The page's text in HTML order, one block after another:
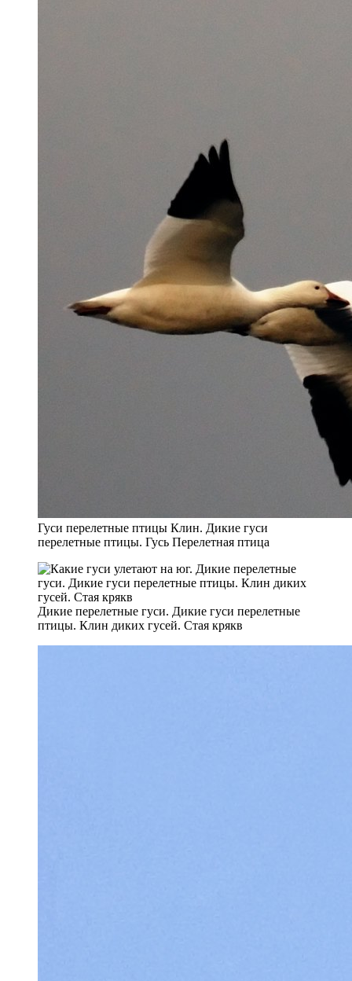
Гуси перелетные птицы Клин. Дикие гуси
перелетные птицы. Гусь Перелетная птица
Дикие перелетные гуси. Дикие гуси перелетные
птицы. Клин диких гусей. Стая крякв